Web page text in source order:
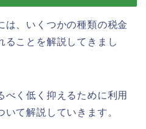
は、いくつかの種類の税金
ることを解説してきまし
べく低く抑えるために利用
て解説していきます。